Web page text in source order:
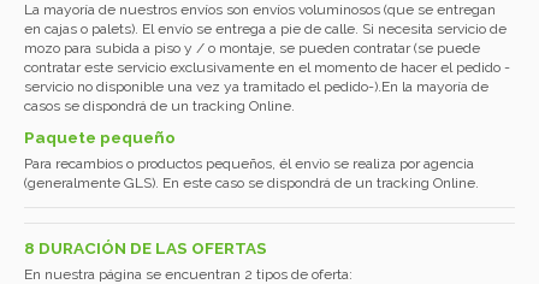
La mayoría de nuestros envíos son envíos voluminosos (que se entregan
en cajas o palets). El envío se entrega a pie de calle. Si necesita servicio de
mozo para subida a piso y / o montaje, se pueden contratar (se puede
contratar este servicio exclusivamente en el momento de hacer el pedido -
servicio no disponible una vez ya tramitado el pedido-).En la mayoría de
casos se dispondrá de un tracking Online.
Paquete pequeño
Para recambios o productos pequeños, él envìo se realiza por agencia
(generalmente GLS). En este caso se dispondrá de un tracking Online.
8 DURACIÓN DE LAS OFERTAS
En nuestra página se encuentran 2 tipos de oferta: